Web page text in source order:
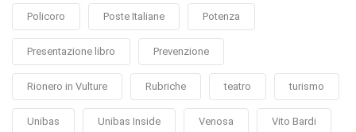
Policoro Poste Italiane Potenza
Presentazione libro Prevenzione
Rionero in Vulture Rubriche teatro turismo
Unibas Unibas Inside Venosa Vito Bardi